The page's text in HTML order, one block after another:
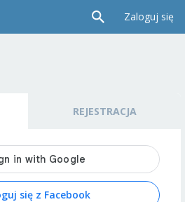
Zaloguj się
REJESTRACJA
się z Facebook